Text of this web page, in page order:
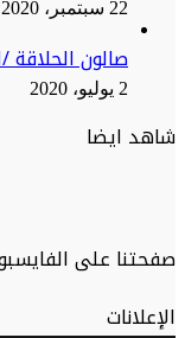
22 سبتمبر، 2020
صالون
2 يوليو، 2020
شاهد ايضا
صفحتنا على
الإعلانات